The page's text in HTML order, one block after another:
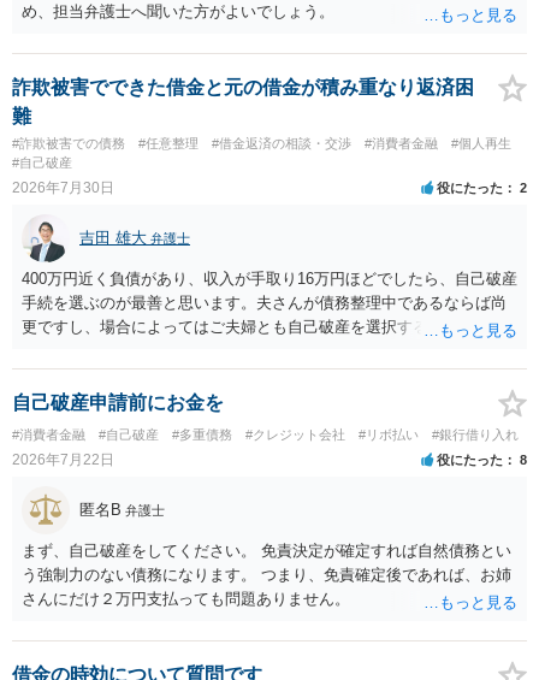
め、担当弁護士へ聞いた方がよいでしょう。
詐欺被害でできた借金と元の借金が積み重なり返済困
難
#詐欺被害での債務 #任意整理 #借金返済の相談・交渉 #消費者金融
#個人再生
#自己破産
2026年7月30日 役にたった 2
吉田 雄大 弁護士
400万円近く負債があり、収入が手取り16万円ほどでしたら、自己破産
手続を選ぶのが最善と思います。夫さんが債務整理中であるならば尚
更ですし、場合によってはご夫婦とも自己破産を選択する方法もある
自己破産申請前にお金を
#消費者金融 #自己破産 #多重債務 #クレジット会社 #リボ払い #銀行借り入れ
2026年7月22日 役にたった 8
匿名B 弁護士
まず、自己破産をしてください。 免責決定が確定すれば自然債務とい
う強制力のない債務になります。 つまり、免責確定後であれば、お姉
さんにだけ２万円支払っても問題ありません。
借金の時効について質問です